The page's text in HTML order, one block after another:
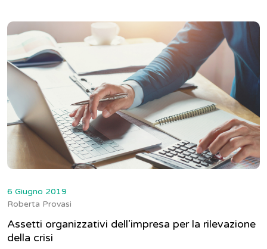
6 Giugno 2019
Roberta Provasi
Assetti organizzativi dell’impresa per la rilevazione
della crisi